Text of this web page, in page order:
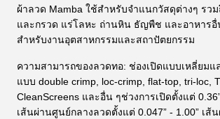
ผ้าลวด Mamba ใช้สำหรับจำแนกวัสดุต่างๆ รว
และกรวด แร่โลหะ ถ่านหิน ธัญพืช และอาหารอื่
สำหรับงานอุตสาหกรรมและสถาปัตยกรรม
ความสามารถของลวดทอ: ช่องเปิดแบบเหลี่ยม
แบบ double crimp, loc-crimp, flat-top, tri-loc,
CleanScreens และอื่น ๆช่วงการเปิดตั้งแต่
เส้นผ่านศูนย์กลางลวดตั้งแต่ 0.047” - 1.00” เส้